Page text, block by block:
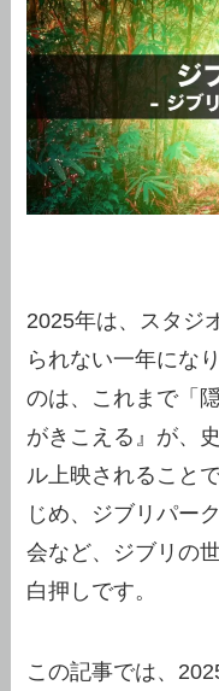
2025年は、スタジ
られない一年にな
のは、これまで「
がきこえる』が、
ル上映されること
じめ、ジブリパー
会など、ジブリの
白押しです。
この記事では、